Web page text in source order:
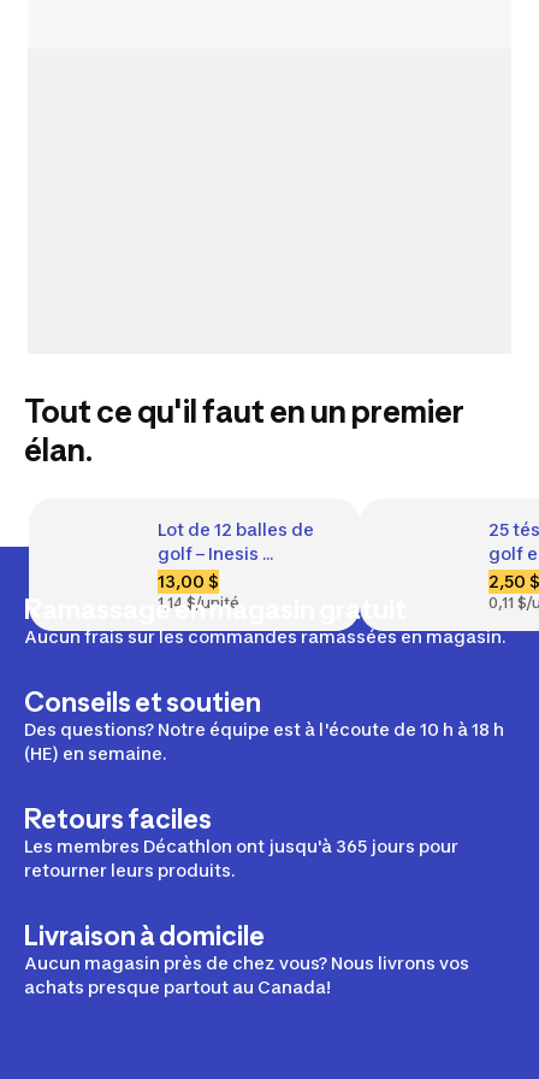
Tout ce qu'il faut en un premier
élan.
Lot de 12 balles de
golf – Inesis
Distance 100 blanc
13,00 $
1,14 $/unité
25
golf
de
(2¾")
2,50 $
0,11
Ramassage en magasin gratuit
Aucun frais sur les commandes ramassées en magasin.
Conseils et soutien
Des questions? Notre équipe est à l'écoute de 10 h à 18 h
(HE) en semaine.
Retours faciles
Les membres Décathlon ont jusqu'à 365 jours pour
retourner leurs produits.
Livraison à domicile
Aucun magasin près de chez vous? Nous livrons vos
achats presque partout au Canada!